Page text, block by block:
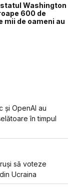
Washington
600 de
mii de oameni au
și OpenAI au
în timpul
să voteze
Ucraina